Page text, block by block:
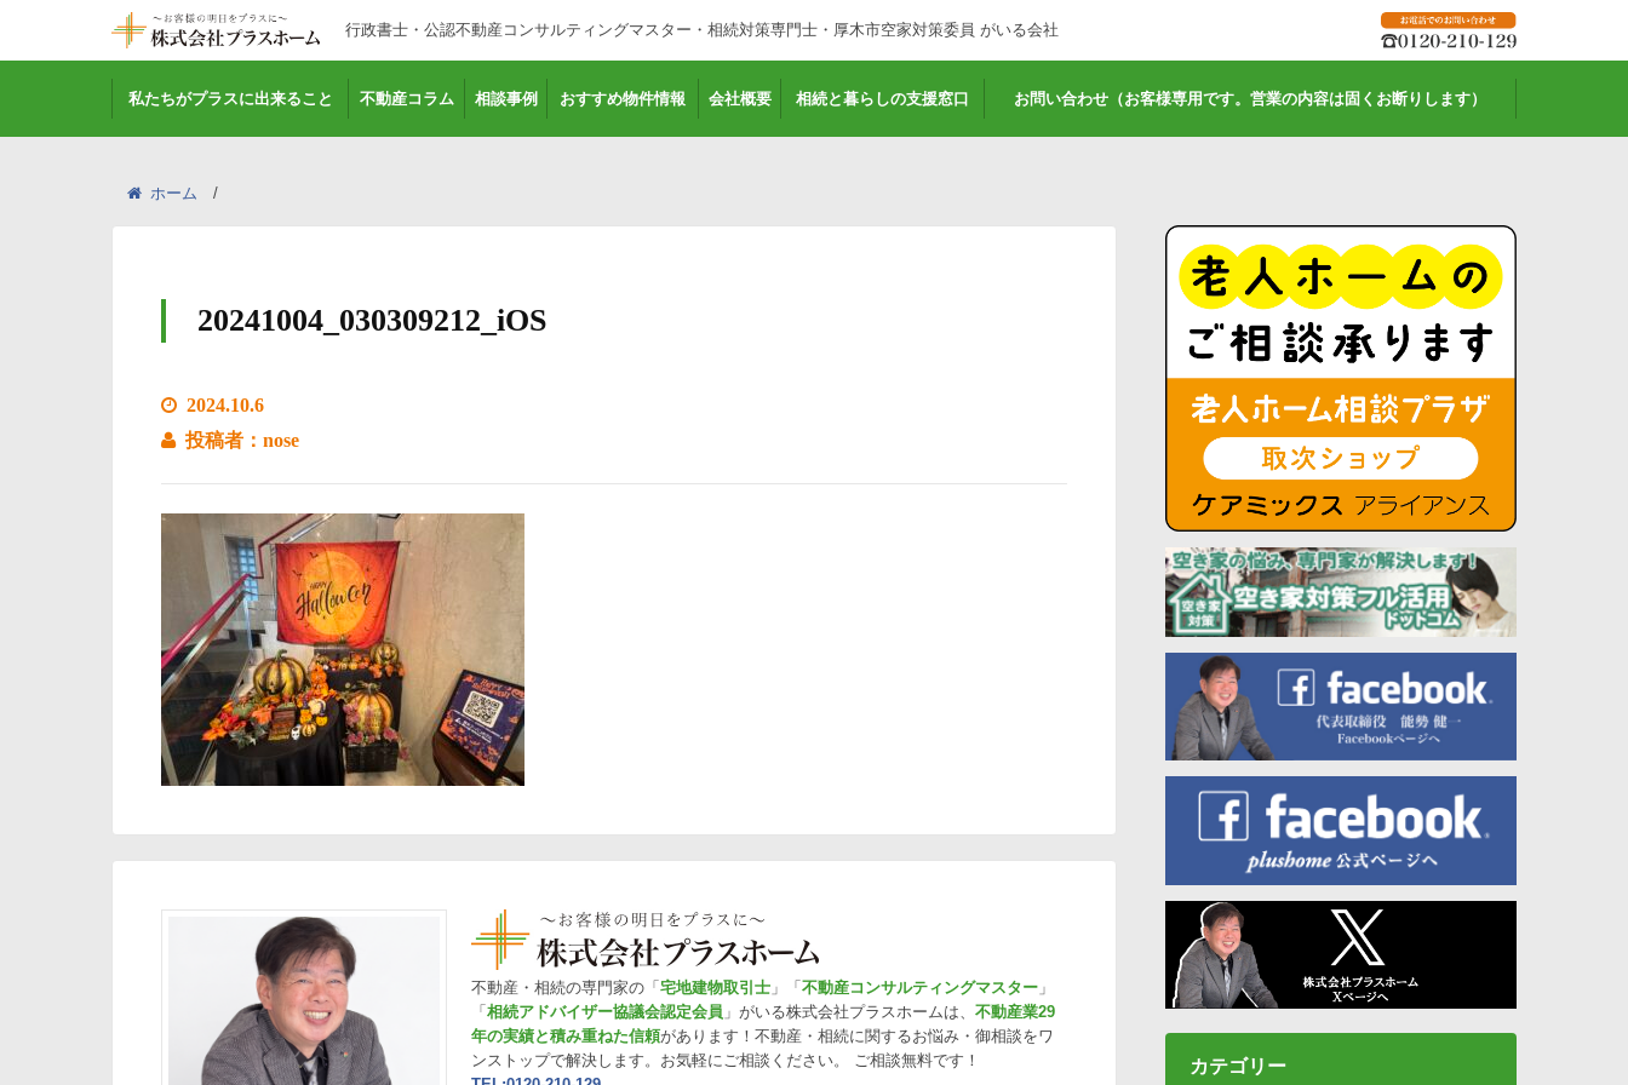
行政書士・公認不動産コンサルティングマスター・相続対策専門士・厚木市空家対策委員 がいる会社
私たちがプラスに出来ること 不動産コラム 相談事例 おすすめ物件情報 会社概要 相続と暮らしの支援窓口 お問い合わせ（お客様専用です。営業の内容は固くお断りします）
ホーム
20241004_030309212_iOS
2024.10.6
投稿者：nose
不動産・相続の専門家の「 宅地建物取引士」「 不動産コンサルティングマスター」
「 相続アドバイザー協議会認定会員 」がいる株式会社プラスホームは、 不動産業29
年の実績と積み重ねた信頼があります！不動産・相続に関するお悩み・御相談をワ
ンストップで解決します。お気軽にご相談ください。 ご相談無料です！
カテゴリー